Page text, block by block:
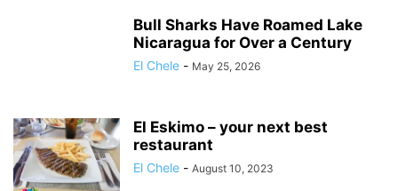
Bull Sharks Have Roamed Lake
Nicaragua for Over a Century
El Chele - May 25, 2026
El Eskimo – your next best
restaurant
El Chele - August 10, 2023